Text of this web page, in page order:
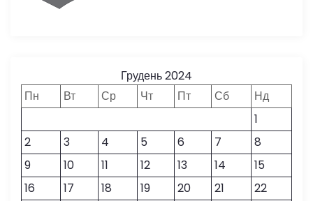
Грудень 2024
Пн
Вт Ср Чт Пт Сб
Нд
1
2
3 4 5 6 7
8
9
10 11 12 13 14
15
16
17 18 19 20 21 22